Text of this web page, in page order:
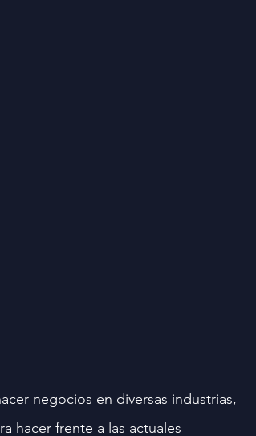
negocios en diversas industrias,
hacer frente a las actuales